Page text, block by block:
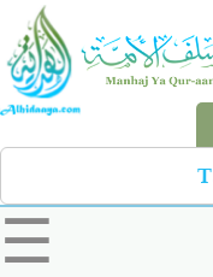
Skip
main
content
Search
left
sidebar
☰